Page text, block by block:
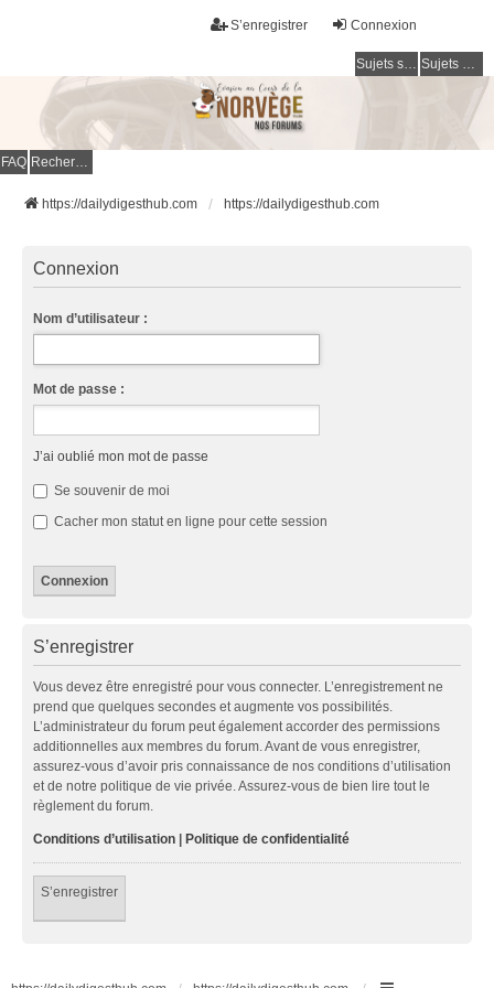
Connexion
S’enregistrer
Sujets sans réponse Sujets actifs
FAQ Rechercher
https://dailydigesthub.com https://dailydigesthub.com
Connexion
Nom d’utilisateur :
Mot de passe :
J’ai oublié mon mot de passe
Se souvenir de moi
Cacher mon statut en ligne pour cette session
S’enregistrer
Vous devez être enregistré pour vous connecter. L’enregistrement ne
prend que quelques secondes et augmente vos possibilités.
L’administrateur du forum peut également accorder des permissions
additionnelles aux membres du forum. Avant de vous enregistrer,
assurez-vous d’avoir pris connaissance de nos conditions d’utilisation
et de notre politique de vie privée. Assurez-vous de bien lire tout le
règlement du forum.
Conditions d’utilisation Politique de confidentialité
S’enregistrer